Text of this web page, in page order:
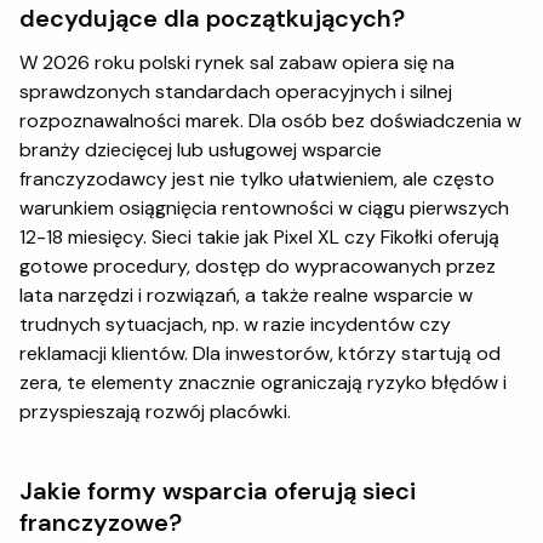
decydujące dla początkujących?
W 2026 roku polski rynek sal zabaw opiera się na
sprawdzonych standardach operacyjnych i silnej
rozpoznawalności marek. Dla osób bez doświadczenia w
branży dziecięcej lub usługowej wsparcie
franczyzodawcy jest nie tylko ułatwieniem, ale często
warunkiem osiągnięcia rentowności w ciągu pierwszych
12-18 miesięcy. Sieci takie jak Pixel XL czy Fikołki oferują
gotowe procedury, dostęp do wypracowanych przez
lata narzędzi i rozwiązań, a także realne wsparcie w
trudnych sytuacjach, np. w razie incydentów czy
reklamacji klientów. Dla inwestorów, którzy startują od
zera, te elementy znacznie ograniczają ryzyko błędów i
przyspieszają rozwój placówki.
Jakie formy wsparcia oferują sieci
franczyzowe?